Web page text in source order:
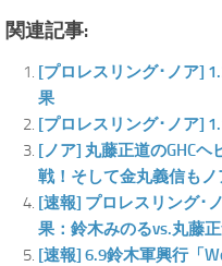
関連記事:
[プロレスリング･ノア]
果
[プロレスリング･ノア]
[ノア] 丸藤正道のGHC
戦！そして金丸義信もノ
[速報] プロレスリング･
果：鈴木みのるvs.丸藤
[速報] 6.9鈴木軍興行「